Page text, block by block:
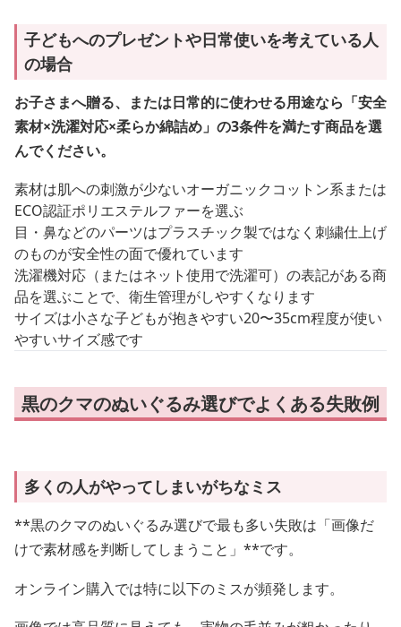
子どもへのプレゼントや日常使いを考えている人
の場合
お子さまへ贈る、または日常的に使わせる用途なら「安全
素材×洗濯対応×柔らか綿詰め」の3条件を満たす商品を選
んでください。
素材は肌への刺激が少ないオーガニックコットン系または
ECO認証ポリエステルファーを選ぶ
目・鼻などのパーツはプラスチック製ではなく刺繍仕上げ
のものが安全性の面で優れています
洗濯機対応（またはネット使用で洗濯可）の表記がある商
品を選ぶことで、衛生管理がしやすくなります
サイズは小さな子どもが抱きやすい20〜35cm程度が使い
やすいサイズ感です
黒のクマのぬいぐるみ選びでよくある失敗例
多くの人がやってしまいがちなミス
**黒のクマのぬいぐるみ選びで最も多い失敗は「画像だ
けで素材感を判断してしまうこと」**です。
オンライン購入では特に以下のミスが頻発します。